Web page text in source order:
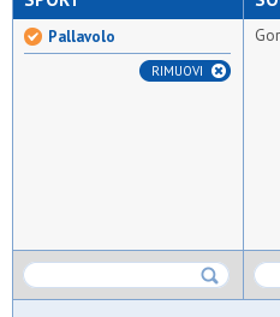
Pallavolo
RIMUOVI